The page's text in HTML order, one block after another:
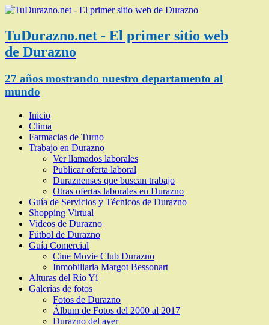
TuDurazno.net - El primer sitio web
de Durazno
27 años mostrando nuestro departamento al
mundo
Inicio
Clima
Farmacias de Turno
Trabajo en Durazno
Ver llamados laborales
Publicar oferta laboral
Duraznenses que buscan trabajo
Otras ofertas laborales en Durazno
Guía de Servicios y Técnicos de Durazno
Shopping Virtual
Videos de Durazno
Fútbol de Durazno
Guía Comercial
Cine Movie Club Durazno
Inmobiliaria Margot Bessonart
Alturas del Río Yí
Galerías de fotos
Fotos de Durazno
Álbum de Fotos del 2000 al 2017
Durazno del ayer